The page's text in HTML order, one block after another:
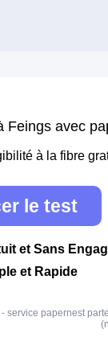
Feings avec
à la fibre
le test
et Sans
et Rapide
service papernest